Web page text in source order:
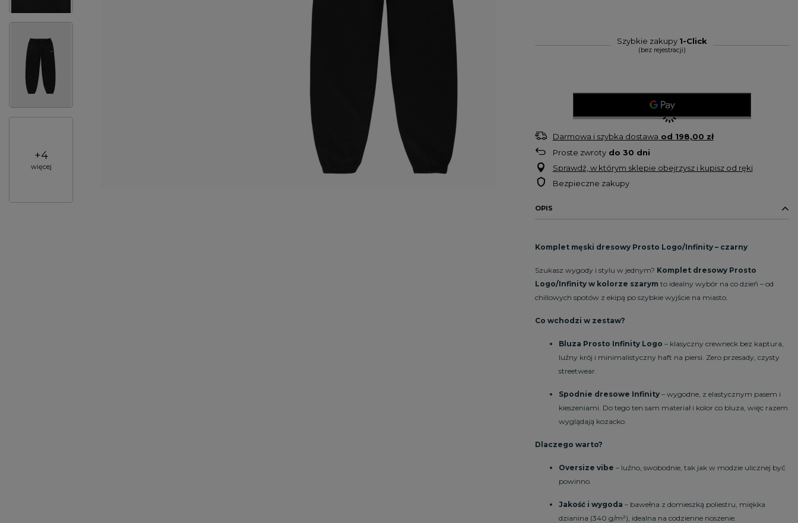
+4
więcej
Szybkie zakupy 1-Click
(bez rejestracji)
Darmowa i szybka dostawa od 198,00 zł
Proste zwrotydo 30 dni
Sprawdź, w którym sklepie obejrzysz i kupisz od ręki
Bezpieczne zakupy
OPIS
Komplet męski dresowy Prosto Logo/Infinity – czarny
Szukasz wygody i stylu w jednym? Komplet dresowy Prosto
Logo/Infinity w kolorze szarym to idealny wybór na co dzień – od
chillowych spotów z ekipą po szybkie wyjście na miasto.
Co wchodzi w zestaw?
Bluza Prosto Infinity Logo – klasyczny crewneck bez kaptura,
luźny krój i minimalistyczny haft na piersi. Zero przesady, czysty
streetwear.
Spodnie dresowe Infinity– wygodne, z elastycznym pasem i
kieszeniami. Do tego ten sam materiał i kolor co bluza, więc razem
wyglądają kozacko.
Dlaczego warto?
Oversize vibe – luźno, swobodnie, tak jak w modzie ulicznej być
powinno.
Jakość i wygoda – bawełna z domieszką poliestru, miękka
dzianina (340 g/m²), idealna na codzienne noszenie.